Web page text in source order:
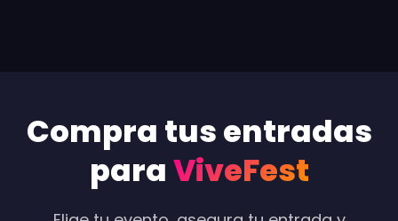
Compra tus entradas
paraViveFest